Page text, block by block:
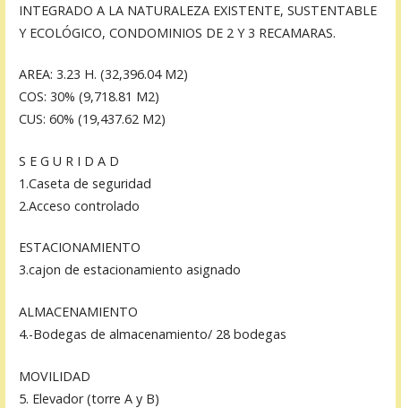
INTEGRADO A LA NATURALEZA EXISTENTE, SUSTENTABLE
Y ECOLÓGICO, CONDOMINIOS DE 2 Y 3 RECAMARAS.
AREA: 3.23 H. (32,396.04 M2)
COS: 30% (9,718.81 M2)
CUS: 60% (19,437.62 M2)
S E G U R I D A D
1.Caseta de seguridad
2.Acceso controlado
ESTACIONAMIENTO
3.cajon de estacionamiento asignado
ALMACENAMIENTO
4.-Bodegas de almacenamiento/ 28 bodegas
MOVILIDAD
5. Elevador (torre A y B)